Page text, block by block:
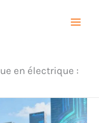
en électrique :